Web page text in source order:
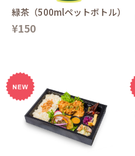
緑茶（500mlペットボトル）
¥150